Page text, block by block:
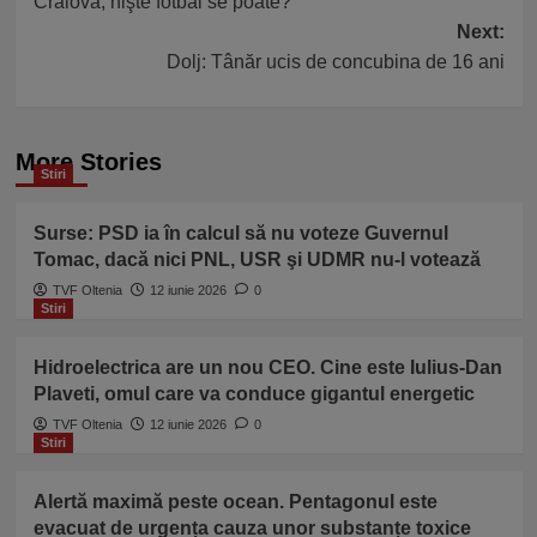
navigation
Next:
Dolj: Tânăr ucis de concubina de 16 ani
More Stories
Stiri
Surse: PSD ia în calcul să nu voteze Guvernul
Tomac, dacă nici PNL, USR şi UDMR nu-l votează
TVF Oltenia 12 iunie 2026
0
Stiri
Hidroelectrica are un nou CEO. Cine este Iulius-Dan
Plaveti, omul care va conduce gigantul energetic
TVF Oltenia 12 iunie 2026
0
Stiri
Alertă maximă peste ocean. Pentagonul este
evacuat de urgența cauza unor substanțe toxice